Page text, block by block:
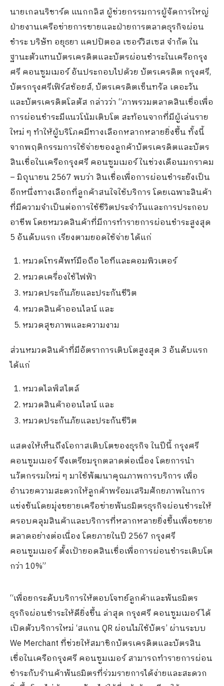
นายเกลนริชาร์ด แนกกลิส ผู้ช่วยกรรมการผู้จัดการใหญ่
ฝ่ายงานเครือข่ายการขายและฝ่ายการตลาดธุรกิจผ่อน
ชำระ บริษัท อยุธยา แคปปิตอล เซอร์วิสเซส จำกัด ใน
ฐานะตัวแทนบัตรเครดิตและบัตรผ่อนชำระในเครือกรุง
ศรี คอนซูมเมอร์ อันประกอบไปด้วย บัตรเครดิต กรุงศรี,
บัตรกรุงศรีเฟิร์สช้อยส์, บัตรเครดิตเซ็นทรัล เดอะวัน
และบัตรเครดิตโลตัส กล่าวว่า “ภาพรวมตลาดสินเชื่อเพื่อ
การผ่อนชำระมีแนวโน้มเติบโต สะท้อนจากที่มีผู้เล่นราย
ใหม่ ๆ ทำให้ผู้บริโภคมีทางเลือกหลากหลายยิ่งขึ้น ทั้งนี้
จากพฤติกรรมการใช้จ่ายของลูกค้าบัตรเครดิตและบัตร
สินเชื่อในเครือกรุงศรี คอนซูมเมอร์ ในช่วงเดือนมกราคม
– มิถุนายน 2567 พบว่า สินเชื่อเพื่อการผ่อนชำระยังเป็น
อีกหนึ่งทางเลือกที่ลูกค้าสนใจใช้บริการ โดยเฉพาะสินค้า
ที่มีความจำเป็นต่อการใช้ชีวิตประจำวันและการประกอบ
อาชีพ โดยหมวดสินค้าที่มีการทำรายการผ่อนชำระสูงสุด
5 อันดับแรก เรียงตามยอดใช้จ่าย ได้แก่
หมวดโทรศัพท์มือถือ ไอทีและคอมพิวเตอร์
หมวดเครื่องใช้ไฟฟ้า
หมวดประกันภัยและประกันชีวิต
หมวดสินค้าออนไลน์ และ
หมวดสุขภาพและความงาม
ส่วนหมวดสินค้าที่มีอัตราการเติบโตสูงสุด 3 อันดับแรก
ได้แก่
หมวดไลฟ์สไตล์
หมวดสินค้าออนไลน์ และ
หมวดประกันภัยและประกันชีวิต
แสดงให้เห็นถึงโอกาสเติบโตของธุรกิจ ในปีนี้ กรุงศรี
คอนซูมเมอร์ จึงเตรียมรุกตลาดต่อเนื่อง โดยการนำ
นวัตกรรมใหม่ ๆ มาใช้พัฒนาคุณภาพการบริการ เพื่อ
อำนวยความสะดวกให้ลูกค้าพร้อมเสริมศักยภาพในการ
แข่งขันโดยมุ่งขยายเครือข่ายพันธมิตรธุรกิจผ่อนชำระให้
ครอบคลุมสินค้าและบริการที่หลากหลายยิ่งขึ้นเพื่อขยาย
ตลาดอย่างต่อเนื่อง โดยภายในปี 2567 กรุงศรี
คอนซูมเมอร์ ตั้งเป้ายอดสินเชื่อเพื่อการผ่อนชำระเติบโต
กว่า 10%”
“เพื่อยกระดับบริการให้ตอบโจทย์ลูกค้าและพันธมิตร
ธุรกิจผ่อนชำระให้ดียิ่งขึ้น ล่าสุด กรุงศรี คอนซูมเมอร์ ได้
เปิดตัวบริการใหม่ ‘สแกน QR ผ่อนไม่ใช้บัตร’ ผ่านระบบ
We Merchant ที่ช่วยให้สมาชิกบัตรเครดิตและบัตรสิน
เชื่อในเครือกรุงศรี คอนซูมเมอร์ สามารถทำรายการผ่อน
ชำระกับร้านค้าพันธมิตรที่ร่วมรายการได้ง่ายและสะดวก